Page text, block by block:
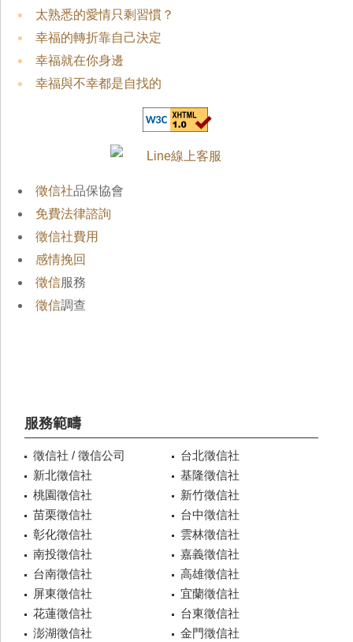
太熟悉的愛情只剩習慣？
幸福的轉折靠自己決定
幸福就在你身邊
幸福與不幸都是自找的
徵信社品保協會
免費法律諮詢
徵信社費用
感情挽回
徵信服務
徵信調查
服務範疇
徵信社 / 徵信公司
台北徵信社
新北徵信社
基隆徵信社
桃園徵信社
新竹徵信社
苗栗徵信社
台中徵信社
彰化徵信社
雲林徵信社
南投徵信社
嘉義徵信社
台南徵信社
高雄徵信社
屏東徵信社
宜蘭徵信社
花蓮徵信社
台東徵信社
澎湖徵信社
金門徵信社